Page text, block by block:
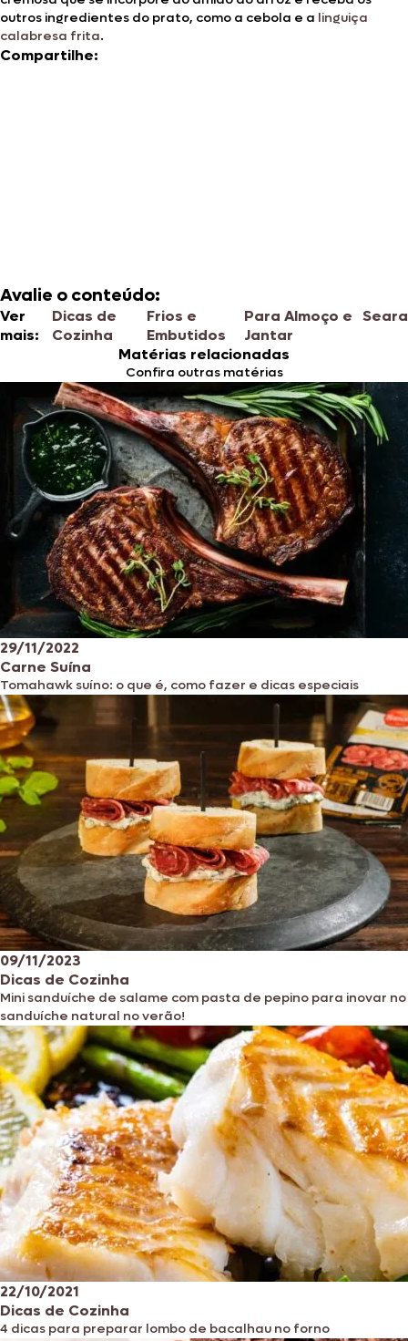
outros ingredientes do prato, como a cebola e a linguiça
calabresa frita.
Compartilhe:
Avalie o conteúdo:
Ver
mais:
Dicas de
Cozinha
Frios e
Embutidos
Para Almoço e
Jantar
Seara
Matérias relacionadas
Confira outras matérias
29/11/2022
Carne Suína
Tomahawk suíno: o que é, como fazer e dicas especiais
09/11/2023
Dicas de Cozinha
Mini sanduíche de salame com pasta de pepino para inovar no
sanduíche natural no verão!
22/10/2021
Dicas de Cozinha
4 dicas para preparar lombo de bacalhau no forno